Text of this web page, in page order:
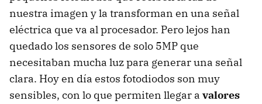
nuestra imagen y la transforman en una señal
eléctrica que va al procesador. Pero lejos han
quedado los sensores de solo 5MP que
necesitaban mucha luz para generar una señal
clara. Hoy en día estos fotodiodos son muy
sensibles, con lo que permiten llegar a valores